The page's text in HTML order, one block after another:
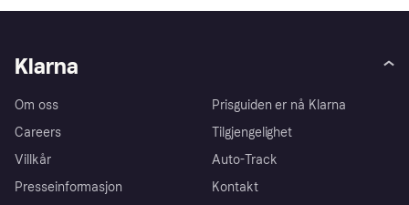
Klarna
Om oss
Careers
Villkår
Presseinformasjon
Prisguiden er nå Klarna
Tilgjengelighet
Auto-Track
Kontakt